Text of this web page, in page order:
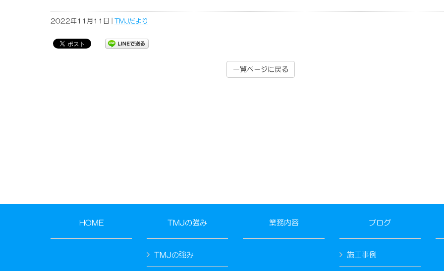
2022年11月11日 | TMJだより
一覧ページに戻る
HOME TMJの強み
TMJの強み
業務内容 ブログ
施工事例